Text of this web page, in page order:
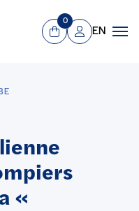
Panier
0
Mon compte
EN
«